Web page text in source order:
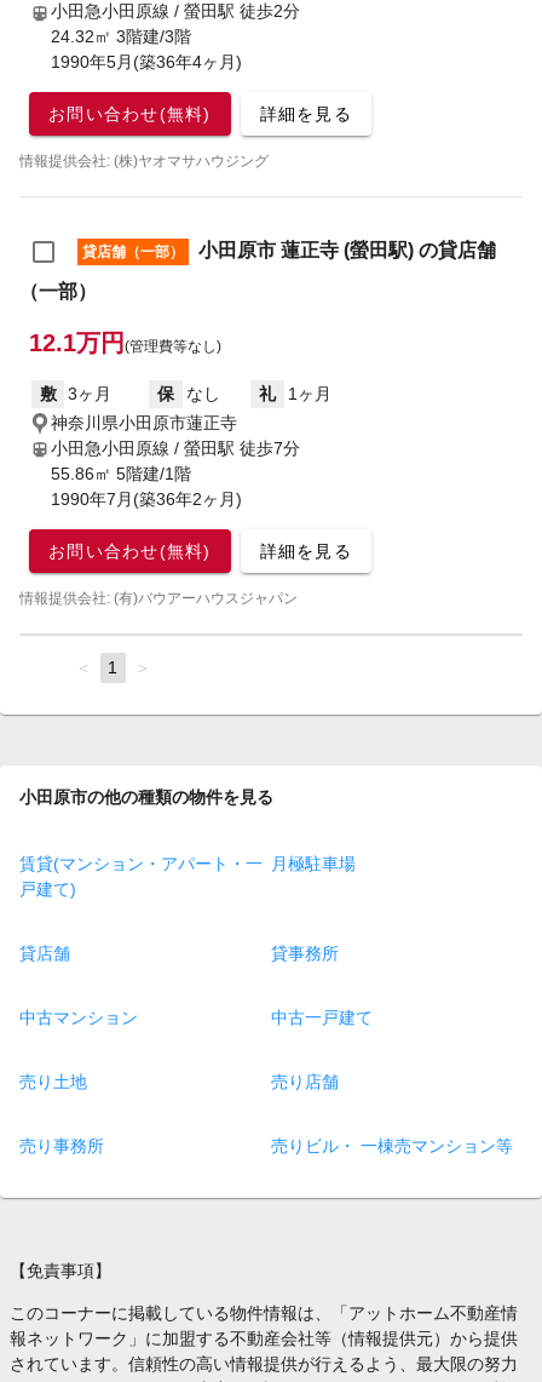
小田急小田原線 / 螢田駅 徒歩2分
24.32㎡ 3階建/3階
1990年5月(築36年4ヶ月)
お問い合わせ(無料) 詳細を見る
情報提供会社: (株)ヤオマサハウジング
貸店舗（一部）
小田原市 蓮正寺 (螢田駅) の貸店舗
（一部）
12.1万円 (管理費等なし)
敷 3ヶ月 保 なし 礼
1ヶ月
神奈川県小田原市蓮正寺
小田急小田原線 / 螢田駅 徒歩7分
55.86㎡ 5階建/1階
1990年7月(築36年2ヶ月)
お問い合わせ(無料) 詳細を見る
情報提供会社: (有)バウアーハウスジャパン
page
You're
page
1 page
小田原市の他の種類の物件を見る
賃貸(マンション・アパート・一
戸建て)
月極駐車場
貸店舗 貸事務所
中古マンション 中古一戸建て
売り土地 売り店舗
売り事務所 売りビル・ 一棟売マンション等
【免責事項】
このコーナーに掲載している物件情報は、「アットホーム不動産情
報ネットワーク」に加盟する不動産会社等（情報提供元）から提供
されています。信頼性の高い情報提供が行えるよう、最大限の努力